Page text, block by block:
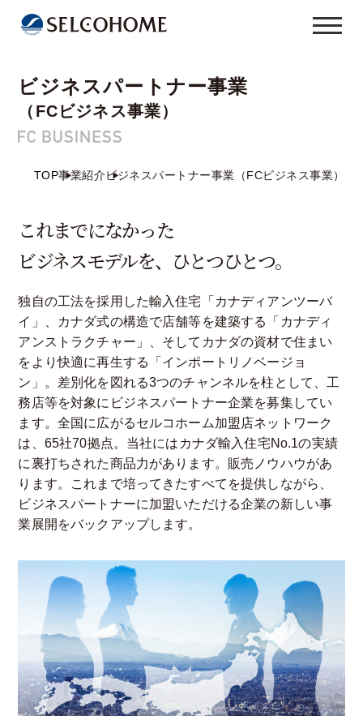
ビジネスパートナー事業
（FCビジネス事業）
TOP事業紹介ビジネスパートナー事業（FCビジネス事業）
これまでになかった
ビジネスモデルを、ひとつひとつ。
独自の工法を採用した輸入住宅「カナディアンツーバ
イ」、カナダ式の構造で店舗等を建築する「カナディ
アンストラクチャー」、そしてカナダの資材で住まい
をより快適に再生する「インポートリノベージョ
ン」。差別化を図れる3つのチャンネルを柱として、工
務店等を対象にビジネスパートナー企業を募集してい
ます。全国に広がるセルコホーム加盟店ネットワーク
は、65社70拠点。当社にはカナダ輸入住宅No.1の実績
に裏打ちされた商品力があります。販売ノウハウがあ
ります。これまで培ってきたすべてを提供しながら、
ビジネスパートナーに加盟いただける企業の新しい事
業展開をバックアップします。